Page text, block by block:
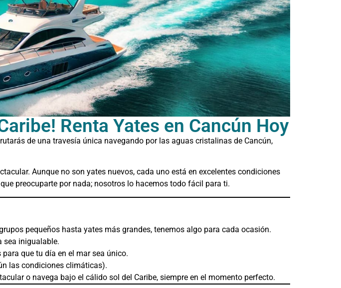
Renta Yates en Cancún Hoy
de una travesía única navegando por las aguas cristalinas de Cancún,
Aunque no son yates nuevos, cada uno está en excelentes condiciones
preocuparte por nada; nosotros lo hacemos todo fácil para ti.
pequeños hasta yates más grandes, tenemos algo para cada ocasión.
sea inigualable.
que tu día en el mar sea único.
las condiciones climáticas).
o navega bajo el cálido sol del Caribe, siempre en el momento perfecto.